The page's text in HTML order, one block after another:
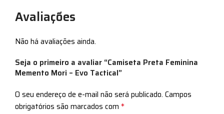
Avaliações
Não há avaliações ainda.
Seja o primeiro a avaliar “Camiseta Preta Feminina
Memento Mori – Evo Tactical”
O seu endereço de e-mail não será publicado. Campos
obrigatórios são marcados com *